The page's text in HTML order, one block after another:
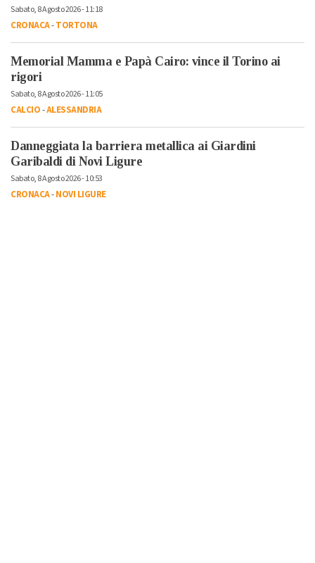
Sabato, 8 Agosto 2026 - 11:18
CRONACA-TORTONA
Memorial Mamma e Papà Cairo: vince il Torino ai
rigori
Sabato, 8 Agosto 2026 - 11:05
CALCIO-ALESSANDRIA
Danneggiata la barriera metallica ai Giardini
Garibaldi di Novi Ligure
Sabato, 8 Agosto 2026 - 10:53
CRONACA-NOVI LIGURE